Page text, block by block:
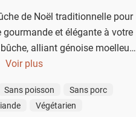
de Noël traditionnelle pour
et élégante à votre
alliant génoise moelleuse
légère et crème au beurre
et devenir la pièce maîtresse de
repas de Noël.
Voir plus
Sans poisson
Sans porc
Végétarien